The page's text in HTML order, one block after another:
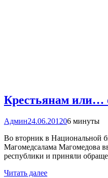
Крестьянам или…
Админ24.06.201206 минуты
Во вторник в Национальной
Магомедсалама Магомедова
республики и приняли
Читать далее